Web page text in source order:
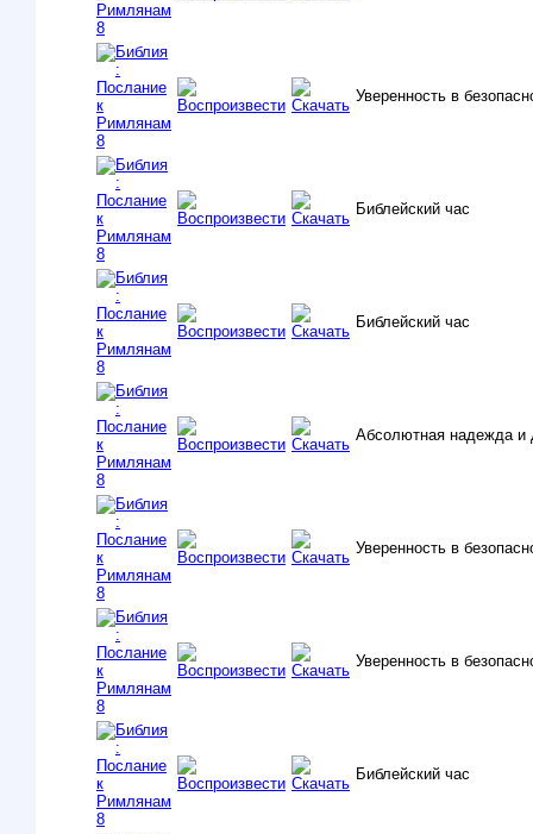
Уверенность в
Библейский час
Библейский час
Абсолютная надежда и
Уверенность в
Уверенность в
Библейский час